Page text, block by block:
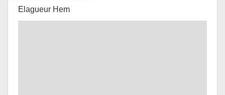
Elagueur Hem